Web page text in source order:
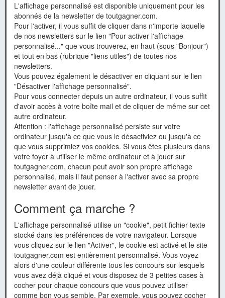
L'affichage personnalisé est disponible uniquement pour les
abonnés de la newsletter de toutgagner.com.
Pour l'activer, il vous suffit de cliquer dans n'importe laquelle
de nos newsletters sur le lien "Pour activer l'affichage
personnalisé..." que vous trouverez, en haut (sous "Bonjour")
et tout en bas (rubrique "liens utiles") de toutes nos
newsletters.
Vous pouvez également le désactiver en cliquant sur le lien
"Désactiver l'affichage personnalisé".
Pour vous connecter depuis un autre ordinateur, il vous suffit
d'avoir accès à votre boîte mail et de cliquer de même sur cet
autre ordinateur.
Attention : l'affichage personnalisé persiste sur votre
ordinateur jusqu'à ce que vous le désactiviez ou jusqu'à ce
que vous supprimiez vos cookies. Si vous êtes plusieurs dans
votre foyer à utiliser le même ordinateur et à jouer sur
toutgagner.com, chacun peut avoir son propre affichage
personnalisé, mais il faut penser à l'activer avec sa propre
newsletter avant de jouer.
Comment ça marche ?
L'affichage personnalisé utilise un "cookie", petit fichier texte
stocké dans les préférences de votre navigateur. Lorsque
vous cliquez sur le lien "Activer", le cookie est activé et le site
toutgagner.com est entièrement personnalisé. Vous voyez
alors d'une couleur différente tous les concours sur lesquels
vous avez déjà cliqué et vous disposez de 3 petites cases à
cocher pour chaque concours que vous pouvez utiliser
comme bon vous semble. Par exemple, vous pouvez cocher